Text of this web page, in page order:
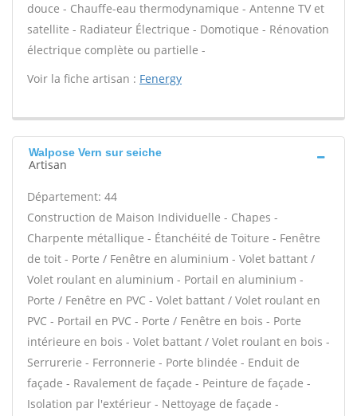
douce - Chauffe-eau thermodynamique - Antenne TV et
satellite - Radiateur Électrique - Domotique - Rénovation
électrique complète ou partielle -
Voir la fiche artisan : Fenergy
Walpose Vern sur seiche
Artisan
Département: 44
Construction de Maison Individuelle - Chapes -
Charpente métallique - Étanchéité de Toiture - Fenêtre
de toit - Porte / Fenêtre en aluminium - Volet battant /
Volet roulant en aluminium - Portail en aluminium -
Porte / Fenêtre en PVC - Volet battant / Volet roulant en
PVC - Portail en PVC - Porte / Fenêtre en bois - Porte
intérieure en bois - Volet battant / Volet roulant en bois -
Serrurerie - Ferronnerie - Porte blindée - Enduit de
façade - Ravalement de façade - Peinture de façade -
Isolation par l'extérieur - Nettoyage de façade -